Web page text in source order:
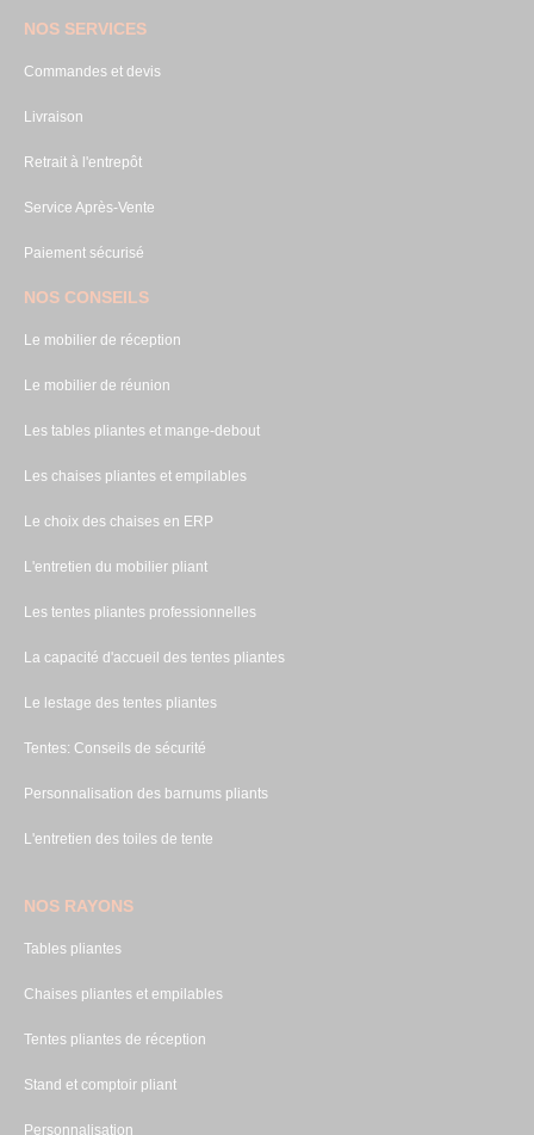
NOS SERVICES
Commandes et devis
Livraison
Retrait à l'entrepôt
Service Après-Vente
Paiement sécurisé
NOS CONSEILS
Le mobilier de réception
Le mobilier de réunion
Les tables pliantes et mange-debout
Les chaises pliantes et empilables
Le choix des chaises en ERP
L'entretien du mobilier pliant
Les tentes pliantes professionnelles
La capacité d'accueil des tentes pliantes
Le lestage des tentes pliantes
Tentes: Conseils de sécurité
Personnalisation des barnums pliants
L'entretien des toiles de tente
NOS RAYONS
Tables pliantes
Chaises pliantes et empilables
Tentes pliantes de réception
Stand et comptoir pliant
Personnalisation